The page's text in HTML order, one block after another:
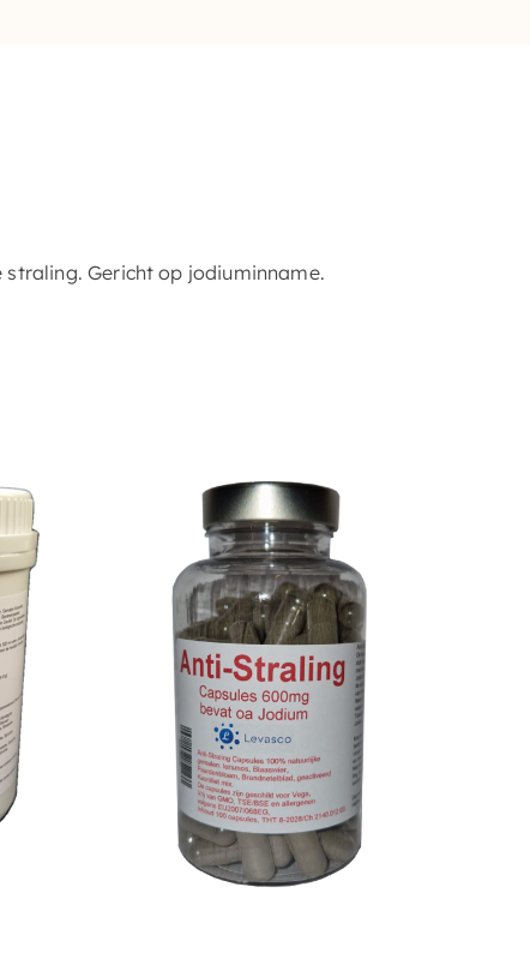
Gericht op jodiuminname.
TOEVOEGEN AAN
WINKELWAGEN
/ DETAILS